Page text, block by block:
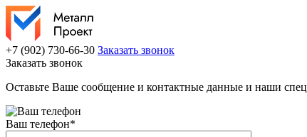
+7 (902) 730-66-30 Заказать звонок
Заказать звонок
Оставьте Ваше сообщение и контактные данные и наши
Ваш телефон*